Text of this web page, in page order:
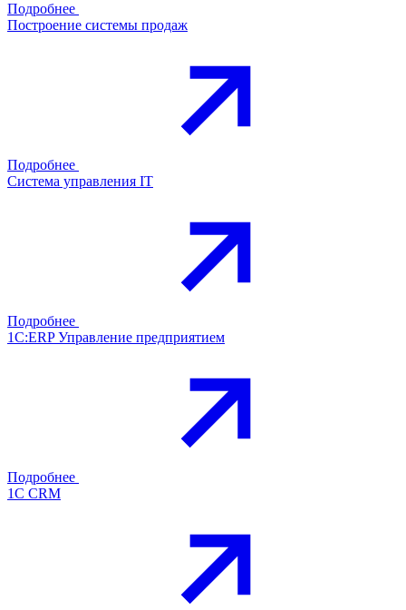
Подробнее
Построение системы продаж
Подробнее
Система управления IT
Подробнее
1С:ERP Управление предприятием
Подробнее
1С CRM